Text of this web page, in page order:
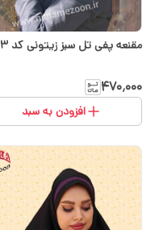
مقنعه پفی تل سبز زیتونی کد ۱۳
۴۷۰٬۰۰۰
افزودن به سبد